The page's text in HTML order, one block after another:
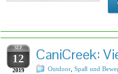
SEP.
12
2019
CaniCreek:
Outdoor Spaß und